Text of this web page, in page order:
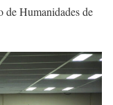
de Humanidades de